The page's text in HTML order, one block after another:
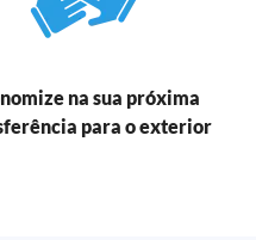
na sua próxima
para o exterior